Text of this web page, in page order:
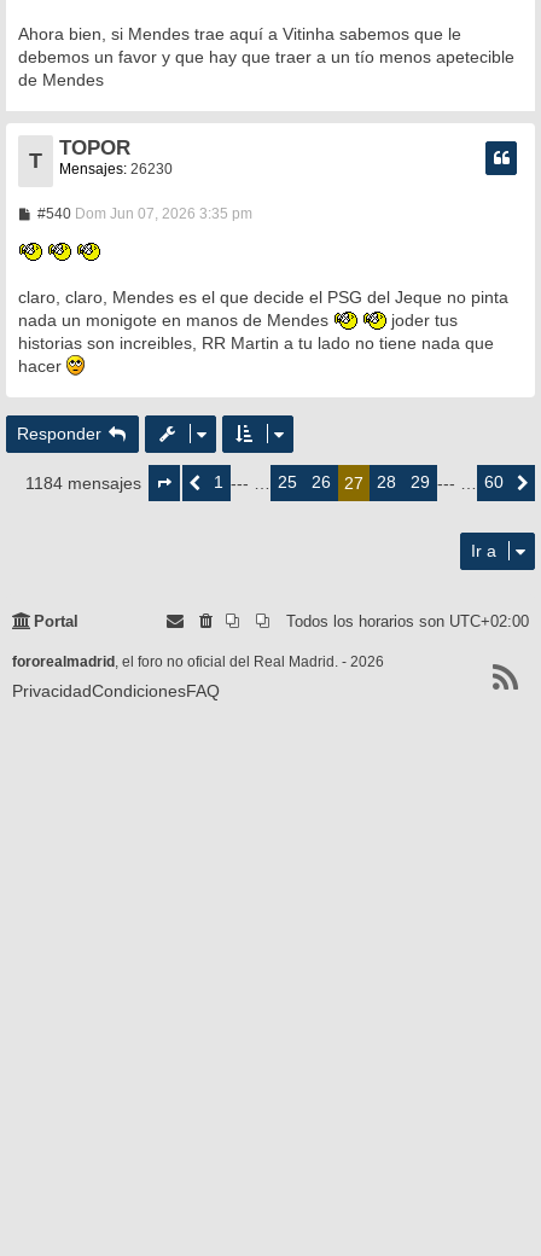
Ahora bien, si Mendes trae aquí a Vitinha sabemos que le
debemos un favor y que hay que traer a un tío menos apetecible
de Mendes
T
TOPOR
Mensajes: 26230
#540M
n
s
j
Dom Jun 07, 2026 3:35 pm
claro, claro, Mendes es el que decide el PSG del Jeque no pinta
nada un monigote en manos de Mendes
joder tus
historias son increibles, RR Martin a tu lado no tiene nada que
hacer
Responder
1184 mensajes
Página
deAnterior
1 --- … 25 26 27 28 29 --- … 60
Ir a
Portal Todos los horarios son UTC+02:00
fororealmadrid , el foro no oficial del Real Madrid. - 2026
PrivacidadCondicionesFAQ